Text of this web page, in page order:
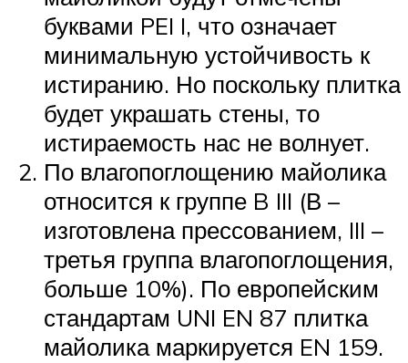
буквами PEI I, что означает
минимальную устойчивость к
истиранию. Но поскольку плитка
будет украшать стены, то
истираемость нас не волнует.
По влагопоглощению майолика
относится к группе B III (В –
изготовлена прессованием, III –
третья группа влагопоглощения,
больше 10%). По европейским
стандартам UNI EN 87 плитка
майолика маркируется EN 159.